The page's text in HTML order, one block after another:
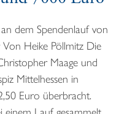
dem Spendenlauf von
Heike Pöllmitz Die
Maage und
Mittelhessen in
Euro überbracht.